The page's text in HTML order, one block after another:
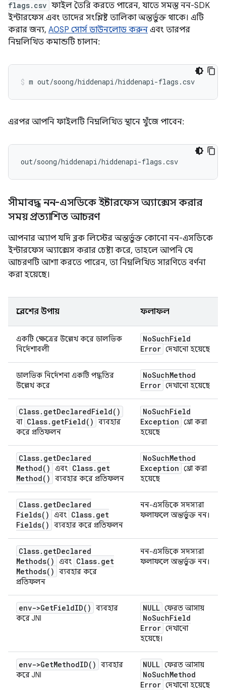
flags.csv ফাইল তৈরি করতে পারেন, যাতে সমস্ত নন-SDK
ইন্টারফেস এবং তাদের সংশ্লিষ্ট তালিকা অন্তর্ভুক্ত থাকে। এটি
করার জন্য, AOSP সোর্স ডাউনলোড করুন এবং তারপর
নিম্নলিখিত কমান্ডটি চালান:
এরপর আপনি ফাইলটি নিম্নলিখিত স্থানে খুঁজে পাবেন:
সীমাবদ্ধ নন-এসডিকে ইন্টারফেস অ্যাক্সেস করার
সময় প্রত্যাশিত আচরণ
আপনার অ্যাপ যদি ব্লক লিস্টের অন্তর্ভুক্ত কোনো নন-এসডিকে
ইন্টারফেস অ্যাক্সেস করার চেষ্টা করে, তাহলে আপনি যে
আচরণটি আশা করতে পারেন, তা নিম্নলিখিত সারণিতে বর্ণনা
করা হয়েছে।
প্রবেশের উপায় ফলাফল
একটি ক্ষেত্রের উল্লেখ করে ডালভিক
নির্দেশাবলী
NoSuchField
Error দেখানো হয়েছে
ডালভিক নির্দেশনা একটি পদ্ধতির
উল্লেখ করে
NoSuchMethod
Error দেখানো হয়েছে
Class. getDeclaredField( )
বা Class. getField( )
ব্যবহার
করে প্রতিফলন
NoSuchField
Exception থ্রো করা
হয়েছে
Class. getDeclared
Method( ) এবং Class. get
Method( ) ব্যবহার করে প্রতিফলন
NoSuchMethod
Exception থ্রো করা
হয়েছে
Class. getDeclared
Fields( ) এবং Class. get
Fields( ) ব্যবহার করে প্রতিফলন
নন-এসডিকে সদস্যরা
ফলাফলে অন্তর্ভুক্ত নন।
Class. getDeclared
Methods( ) এবং Class. get
Methods( )
ব্যবহার করে
প্রতিফলন
নন-এসডিকে সদস্যরা
ফলাফলে অন্তর্ভুক্ত নন।
env->GetFieldID( )
ব্যবহার
করে JNI
NULL ফেরত আসায়
NoSuchField
Error দেখানো
হয়েছে।
env->GetMethodID( )
ব্যবহার
করে JNI
NULL ফেরত আসায়
NoSuchMethod
Error দেখানো হয়েছে